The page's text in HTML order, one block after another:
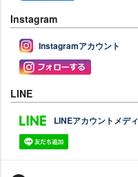
Instagram
Instagramアカウント
LINE
LINEアカウントメデ